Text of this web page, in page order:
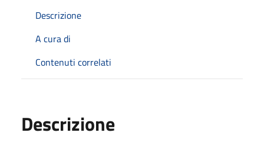
Descrizione
A cura di
Contenuti correlati
Descrizione